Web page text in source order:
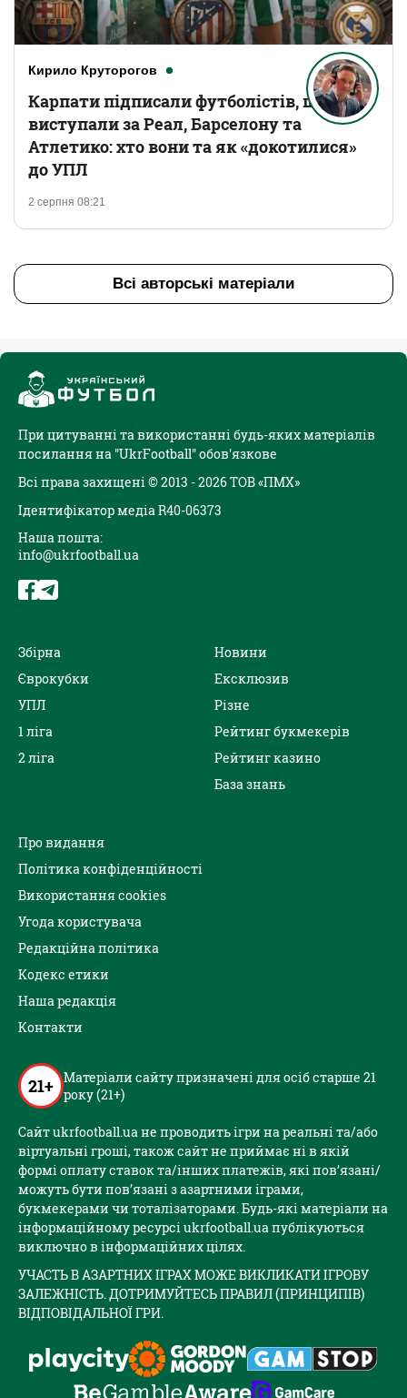
Кирило Круторогов
2 серпня 08:21
Карпати підписали футболістів, що
виступали за Реал, Барселону та
Атлетико: хто вони та як «докотилися»
до УПЛ
Всі авторські матеріали
При цитуванні та використанні будь-яких матеріалів
посилання на "UkrFootball" обов'язкове
Всі права захищені © 2013 - 2026 ТОВ «ПМХ»
Ідентифікатор медіа R40-06373
Наша пошта:
info@ukrfootball.ua
Збірна
Єврокубки
УПЛ
1 ліга
2 ліга
Новини
Ексклюзив
Різне
Рейтинг букмекерів
Рейтинг казино
База знань
Про видання
Політика конфіденційності
Використання cookies
Угода користувача
Редакційна політика
Кодекс етики
Наша редакція
Контакти
21+ Матеріали сайту призначені для осіб старше 21
року (21+)
Сайт ukrfootball.ua не проводить ігри на реальні та/або
віртуальні гроші, також сайт не приймає ні в якій
формі оплату ставок та/інших платежів, які пов’язані/
можуть бути пов’язані з азартними іграми,
букмекерами чи тоталізаторами. Будь-які матеріали на
інформаційному ресурсі ukrfootball.ua публікуються
виключно в інформаційних цілях.
УЧАСТЬ В АЗАРТНИХ ІГРАХ МОЖЕ ВИКЛИКАТИ ІГРОВУ
ЗАЛЕЖНІСТЬ. ДОТРИМУЙТЕСЬ ПРАВИЛ (ПРИНЦИПІВ)
ВІДПОВІДАЛЬНОЇ ГРИ.